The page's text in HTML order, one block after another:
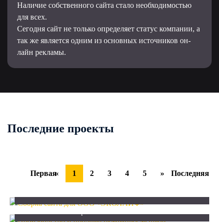
Наличие собственного сайта стало необходимостью
для всех.
Сегодня сайт не только определяет статус компании, а
так же является одним из основных источников он-
лайн рекламы.
Последние проекты
Первая« 1 2 3 4 5 » Последняя
Производство и продажа бумажных мешков